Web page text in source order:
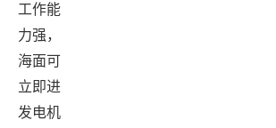
工作能
力强，
海面可
立即进
发电机